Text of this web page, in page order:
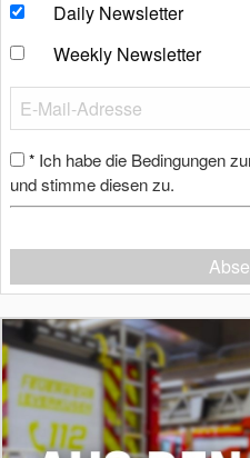
Daily Newsletter
Weekly Newsletter
* Ich habe die Bedingungen
und stimme diesen zu.